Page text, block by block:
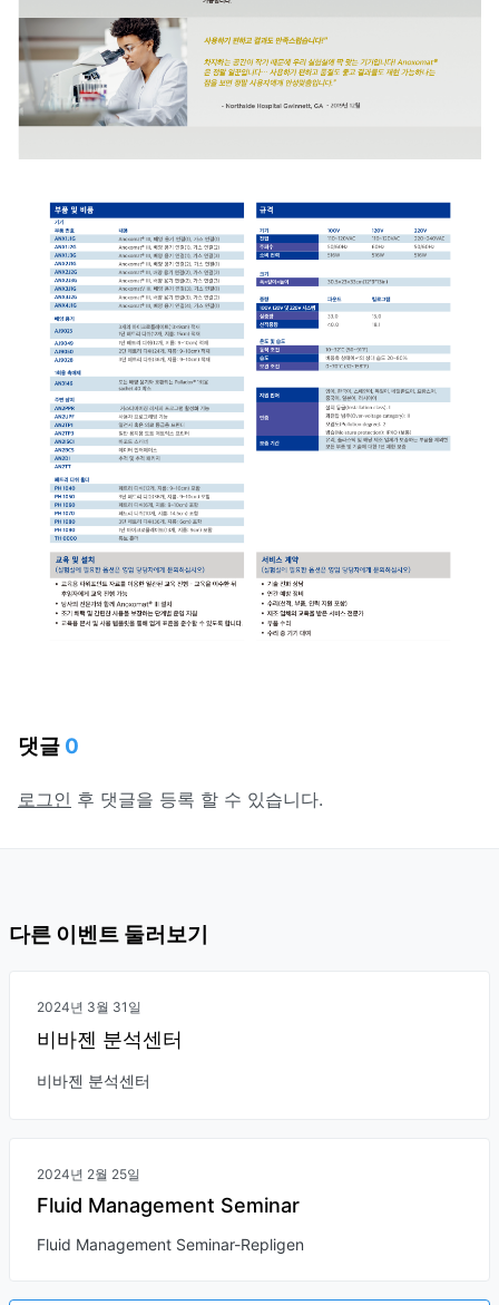
댓글 0
로그인 후 댓글을 등록 할 수 있습니다.
다른 이벤트 둘러보기
2024년 3월 31일
비바젠 분석센터
비바젠 분석센터
2024년 2월 25일
Fluid Management Seminar
Fluid Management Seminar-Repligen